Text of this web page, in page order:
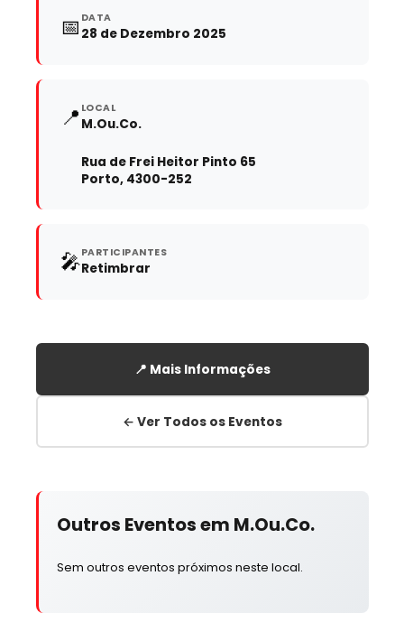
📅 DATA
28 de Dezembro 2025
📍 LOCAL
M.Ou.Co.
Rua de Frei Heitor Pinto 65
Porto, 4300-252
🎤PARTICIPANTES
Retimbrar
📍 Mais Informações
← Ver Todos os Eventos
Outros Eventos em M.Ou.Co.
Sem outros eventos próximos neste local.